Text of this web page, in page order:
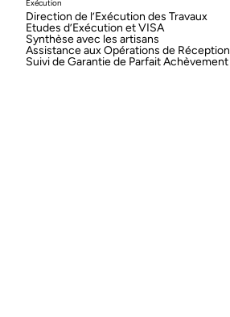
Exécution
Direction de l’Exécution des Travaux
Etudes d’Exécution et VISA
Synthèse avec les artisans
Assistance aux Opérations de Réception
Suivi de Garantie de Parfait Achèvement